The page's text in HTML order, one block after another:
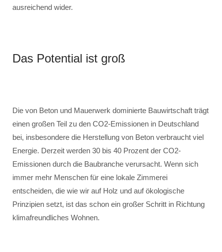
ausreichend wider.
Das Potential ist groß
Die von Beton und Mauerwerk dominierte Bauwirtschaft trägt
einen großen Teil zu den CO2-Emissionen in Deutschland
bei, insbesondere die Herstellung von Beton verbraucht viel
Energie. Derzeit werden 30 bis 40 Prozent der CO2-
Emissionen durch die Baubranche verursacht. Wenn sich
immer mehr Menschen für eine lokale Zimmerei
entscheiden, die wie wir auf Holz und auf ökologische
Prinzipien setzt, ist das schon ein großer Schritt in Richtung
klimafreundliches Wohnen.